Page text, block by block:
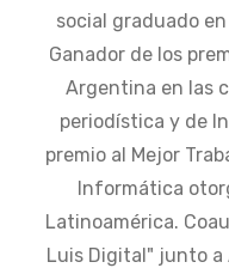
social graduado
Ganador de los
Argentina en las
periodística y de
premio al Mejor
Informática
Latinoamérica.
Luis Digital" junto a